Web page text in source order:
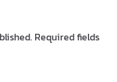
Required fields